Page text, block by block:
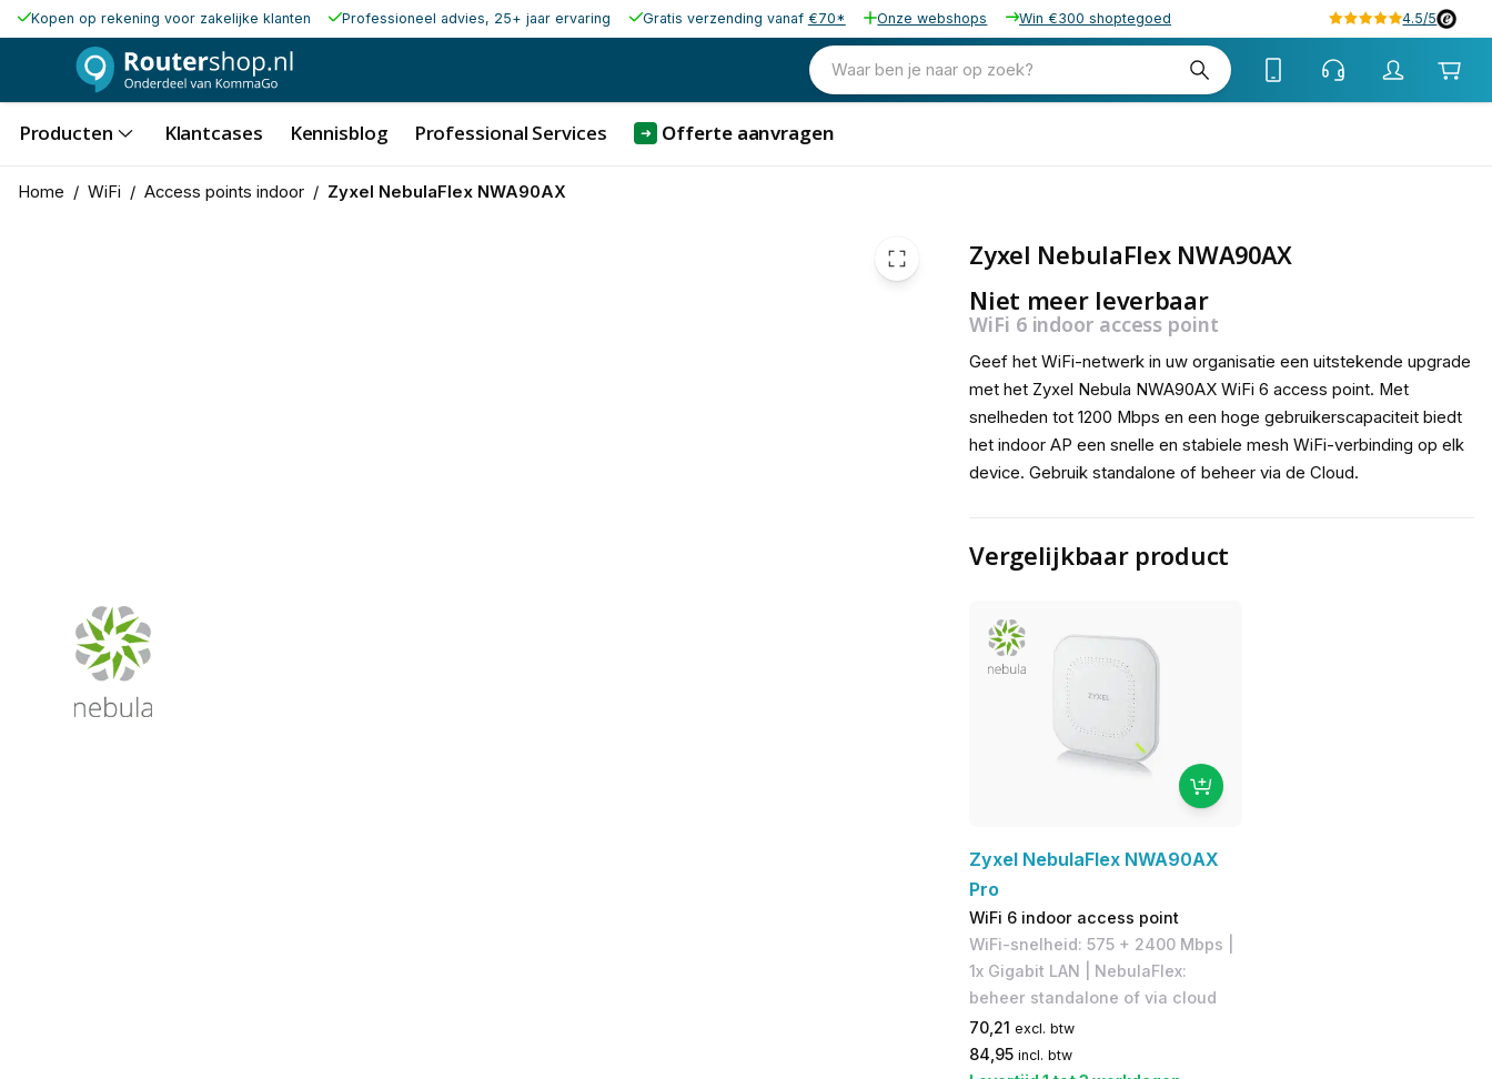
Kopen op rekening voor zakelijke klanten Professioneel advies, 25+ jaar ervaring Gratis verzending vanaf €70* Onze webshops Win €300 shoptegoed 4.5/5
Waar ben je naar op zoek?
Producten Klantcases Kennisblog Professional Services ➜ Offerte aanvragen
Home / WiFi / Access points indoor / Zyxel NebulaFlex NWA90AX
Zyxel NebulaFlex NWA90AX
Niet meer leverbaar
WiFi 6 indoor access point
Geef het WiFi-netwerk in uw organisatie een uitstekende upgrade
met het Zyxel Nebula NWA90AX WiFi 6 access point. Met
snelheden tot 1200 Mbps en een hoge gebruikerscapaciteit biedt
het indoor AP een snelle en stabiele mesh WiFi-verbinding op elk
device. Gebruik standalone of beheer via de Cloud.
Vergelijkbaar product
Zyxel NebulaFlex NWA90AX
Pro
WiFi 6 indoor access point
WiFi-snelheid: 575 + 2400 Mbps |
1x Gigabit LAN | NebulaFlex:
beheer standalone of via cloud
70,21 excl. btw
84,95 incl. btw